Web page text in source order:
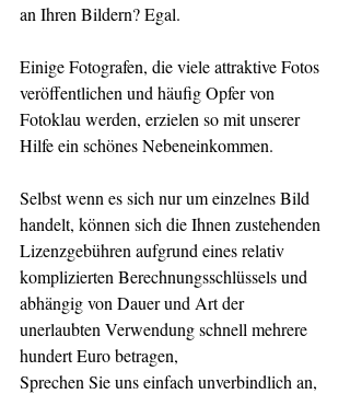
an Ihren Bildern? Egal.
Einige Fotografen, die viele attraktive Fotos
veröffentlichen und häufig Opfer von
Fotoklau werden, erzielen so mit unserer
Hilfe ein schönes Nebeneinkommen.
Selbst wenn es sich nur um einzelnes Bild
handelt, können sich die Ihnen zustehenden
Lizenzgebühren aufgrund eines relativ
komplizierten Berechnungsschlüssels und
abhängig von Dauer und Art der
unerlaubten Verwendung schnell mehrere
hundert Euro betragen,
Sprechen Sie uns einfach unverbindlich an,